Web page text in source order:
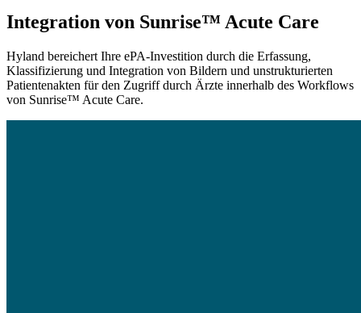
Integration von Sunrise™ Acute Care
Hyland bereichert Ihre ePA-Investition durch die Erfassung,
Klassifizierung und Integration von Bildern und unstrukturierten
Patientenakten für den Zugriff durch Ärzte innerhalb des Workflows
von Sunrise™ Acute Care.